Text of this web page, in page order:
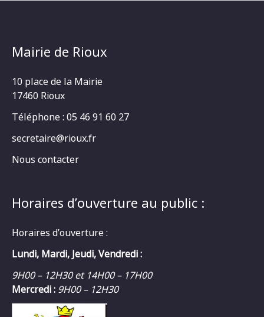
Mairie de Rioux
10 place de la Mairie
17460 Rioux
Téléphone : 05 46 91 60 27
secretaire@rioux.fr
Nous contacter
Horaires d’ouverture au public :
Horaires d’ouverture :
Lundi, Mardi, Jeudi, Vendredi :
9H00 – 12H30 et 14H00 – 17H00
Mercredi : 9H00 – 12H30